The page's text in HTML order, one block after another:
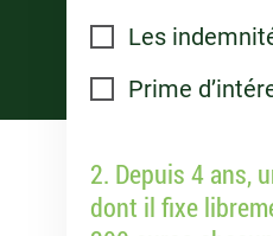
Les
Prime
2. Depuis 4 ans,
dont il fixe